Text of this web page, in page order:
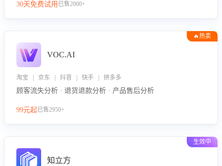
30天免费试用 已售2000+
🔥热卖
VOC.AI
淘宝 | 京东 | 抖音 | 快手 | 拼多多
顾客流失分析 · 退货退款分析 · 产品售后分析
99元起已售2950+
生效中
知立方